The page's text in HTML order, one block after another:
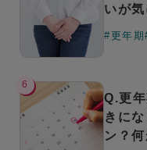
いが
#更年期
6
Q.更
きに
ン？